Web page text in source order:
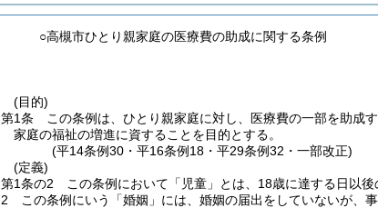
○高槻市ひとり親家庭の医療費の助成に関する条例
(目的)
第1条
この条例は、ひとり親家庭に対し、医療費の一部を助成
家庭の福祉の増進に資することを目的とする。
(平14条例30・平16条例18・平29条例32・一部改正)
(定義)
第1条の2
この条例において「児童」とは、18歳に達する日以
2
この条例にいう「婚姻」には、婚姻の届出をしていないが、